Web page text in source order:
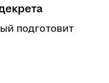
подготовит